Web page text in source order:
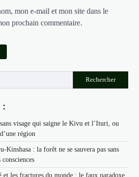
mon e-mail et mon site dans le
prochain commentaire.
Rechercher
:
visage qui saigne le Kivu et l’Ituri, ou
région
Kinshasa : la forêt ne se sauvera pas sans
et les fractures du monde : le faux paradoxe